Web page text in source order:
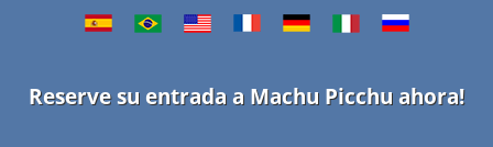
Reserve su entrada a Machu Picchu ahora!